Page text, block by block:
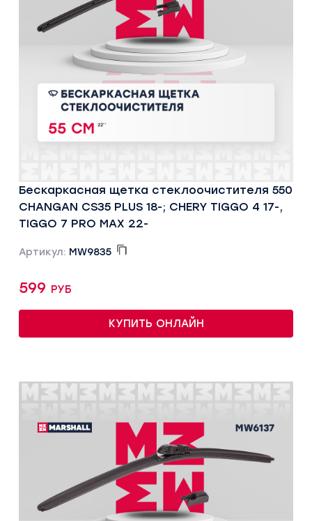
Бескаркасная щетка стеклоочистителя 550
CHANGAN CS35 PLUS 18-; CHERY TIGGO 4 17-,
TIGGO 7 PRO MAX 22-
Артикул: MW9835
599 руб
КУПИТЬ ОНЛАЙН